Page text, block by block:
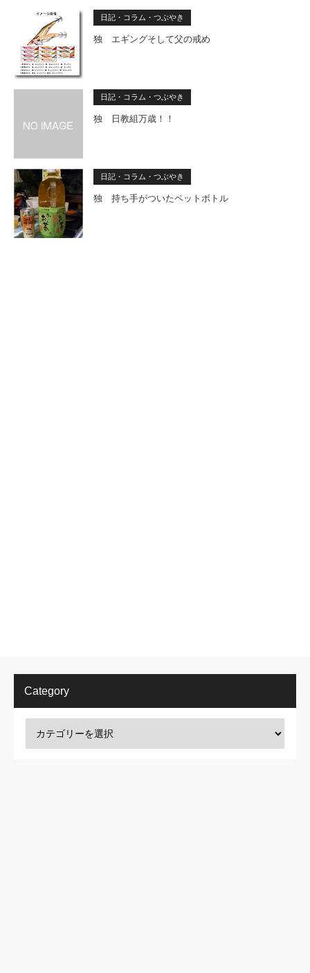
日記・コラム・つぶやき
独 エギングそして父の戒め
日記・コラム・つぶやき
独 日教組万歳！！
日記・コラム・つぶやき
独 持ち手がついたペットボトル
Category